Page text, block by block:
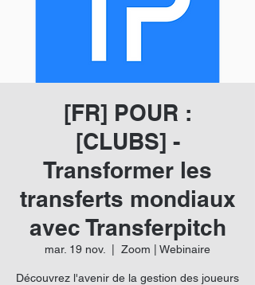
[FR] POUR :
[CLUBS] -
Transformer les
transferts mondiaux
avec Transferpitch
mar. 19 nov. Zoom | Webinaire
Découvrez l'avenir de la gestion des joueurs